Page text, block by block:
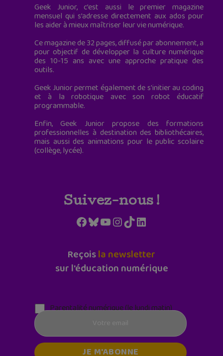
Geek Junior, c’est aussi le premier magazine
mensuel qui s’adresse directement aux ados pour
les aider à mieux maîtriser leur vie numérique.
Ce magazine de 32 pages, diffusé par abonnement, a
pour objectif de développer la culture numérique
des 10-15 ans avec une approche pratique des
outils.
Geek Junior permet également de s'initier au coding
et à la robotique avec son robot éducatif
programmable.
Enfin, Geek Junior propose des formations
professionnelles à destination des bibliothécaires,
mais aussi des animations pour le public scolaire
(collège, lycée).
Suivez-nous !
Facebook
Bluesky
YouTube
Instagram
TikTokLinkedIn
Reçoisla newsletter
sur l'éducation numérique
Parentalité numérique (le lundi matin)